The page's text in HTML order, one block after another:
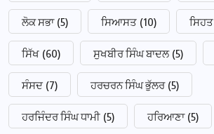
ਲੋਕ ਸਭਾ (5) ਸਿਆਸਤ (10) ਸਿਹਤ
ਸਿੱਖ (60) ਸੁਖਬੀਰ ਸਿੰਘ ਬਾਦਲ (5)
ਸੰਸਦ (7) ਹਰਚਰਨ ਸਿੰਘ ਭੁੱਲਰ (5)
ਹਰਜਿੰਦਰ ਸਿੰਘ ਧਾਮੀ (5) ਹਰਿਆਣਾ (5)